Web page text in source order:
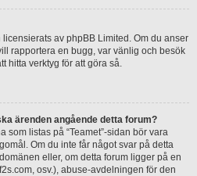
av phpBB Limited. Om du anser
rapportera en bugg, var vänlig och besök
hitta verktyg för att göra så.
ärenden angående detta forum?
som listas på “Teamet”-sidan bör vara
Om du inte får något svar på detta
eller, om detta forum ligger på en
osv.), abuse-avdelningen för den